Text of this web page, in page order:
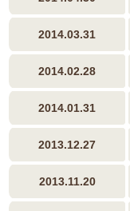
2014.03.31
2014.02.28
2014.01.31
2013.12.27
2013.11.20